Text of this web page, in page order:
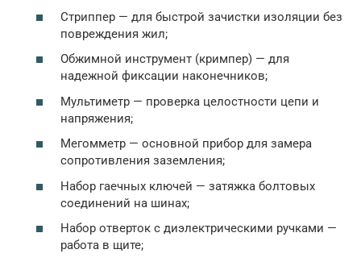
Стриппер — для быстрой зачистки изоляции без
повреждения жил;
Обжимной инструмент (кримпер) — для
надежной фиксации наконечников;
Мультиметр — проверка целостности цепи и
напряжения;
Мегомметр — основной прибор для замера
сопротивления заземления;
Набор гаечных ключей — затяжка болтовых
соединений на шинах;
Набор отверток с диэлектрическими ручками —
работа в щите;